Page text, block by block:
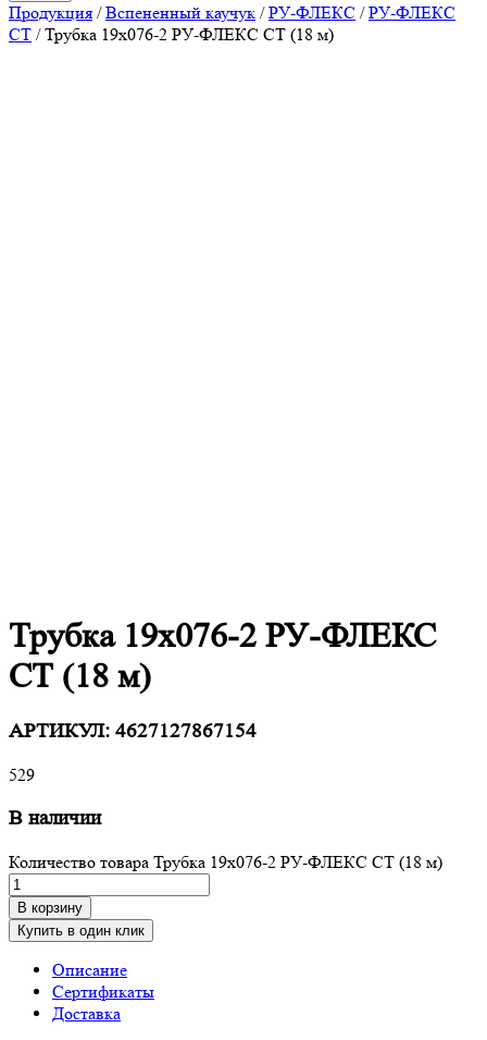
Продукция /Вспененный каучук /РУ-ФЛЕКС /РУ-ФЛЕКС
СТ /Трубка 19х076-2 РУ-ФЛЕКС СТ (18 м)
Трубка 19х076-2 РУ-ФЛЕКС
СТ (18 м)
АРТИКУЛ: 4627127867154
529
В наличии
Количество товара Трубка 19х076-2 РУ-ФЛЕКС СТ (18 м)
В корзину
Купить в один клик
Описание
Сертификаты
Доставка